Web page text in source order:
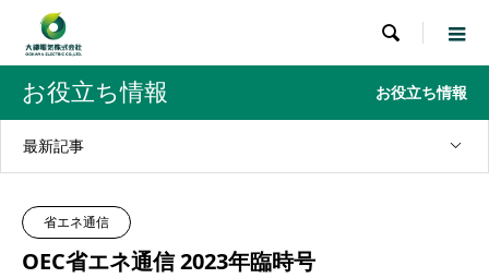

お役立ち情報 お役立ち情報
最新記事
省エネ通信
OEC省エネ通信 2023年臨時号